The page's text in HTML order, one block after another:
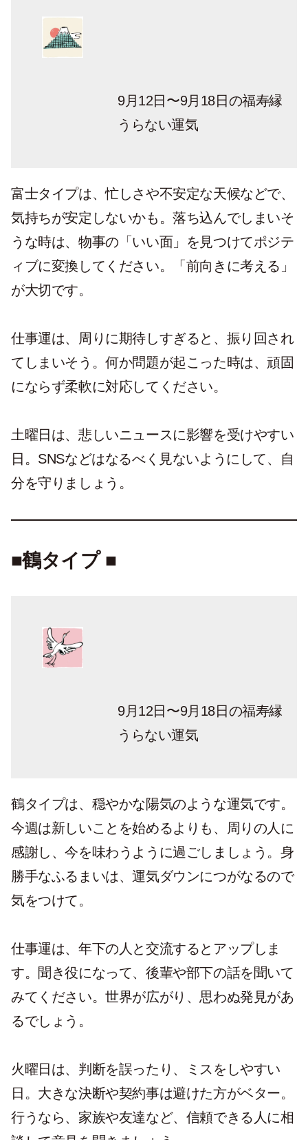
9月12日〜9月18日の福寿縁
うらない運気
富士タイプは、忙しさや不安定な天候などで、
気持ちが安定しないかも。落ち込んでしまいそ
うな時は、物事の「いい面」を見つけてポジテ
ィブに変換してください。「前向きに考える」
が大切です。
仕事運は、周りに期待しすぎると、振り回され
てしまいそう。何か問題が起こった時は、頑固
にならず柔軟に対応してください。
土曜日は、悲しいニュースに影響を受けやすい
日。SNSなどはなるべく見ないようにして、自
分を守りましょう。
■鶴タイプ ■
9月12日〜9月18日の福寿縁
うらない運気
鶴タイプは、穏やかな陽気のような運気です。
今週は新しいことを始めるよりも、周りの人に
感謝し、今を味わうように過ごしましょう。身
勝手なふるまいは、運気ダウンにつがなるので
気をつけて。
仕事運は、年下の人と交流するとアップしま
す。聞き役になって、後輩や部下の話を聞いて
みてください。世界が広がり、思わぬ発見があ
るでしょう。
火曜日は、判断を誤ったり、ミスをしやすい
日。大きな決断や契約事は避けた方がベター。
行うなら、家族や友達など、信頼できる人に相